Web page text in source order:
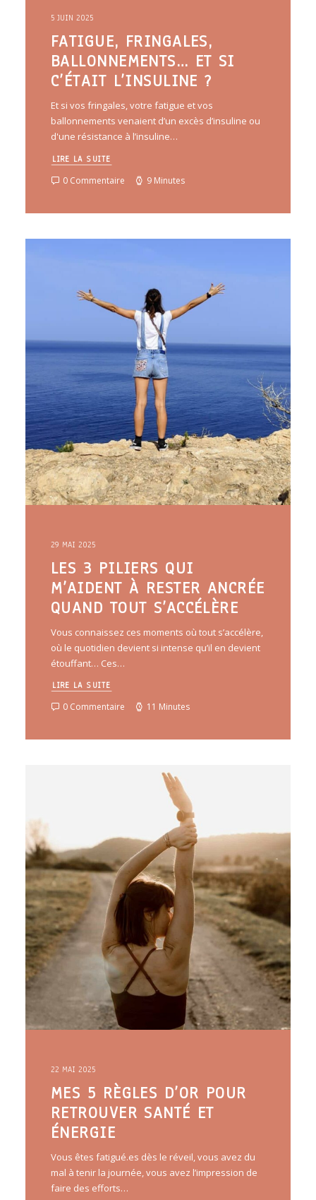
5 JUIN 2025
FATIGUE, FRINGALES,
BALLONNEMENTS… ET SI
C’ÉTAIT L’INSULINE ?
Et si vos fringales, votre fatigue et vos
ballonnements venaient d’un excès d’insuline ou
d'une résistance à l’insuline…
LIRE LA SUITE
0 Commentaire 9 Minutes
29 MAI 2025
LES 3 PILIERS QUI
M’AIDENT À RESTER ANCRÉE
QUAND TOUT S’ACCÉLÈRE
Vous connaissez ces moments où tout s’accélère,
où le quotidien devient si intense qu’il en devient
étouffant… Ces…
LIRE LA SUITE
0 Commentaire 11 Minutes
22 MAI 2025
MES 5 RÈGLES D’OR POUR
RETROUVER SANTÉ ET
ÉNERGIE
Vous êtes fatigué.es dès le réveil, vous avez du
mal à tenir la journée, vous avez l’impression de
faire des efforts…